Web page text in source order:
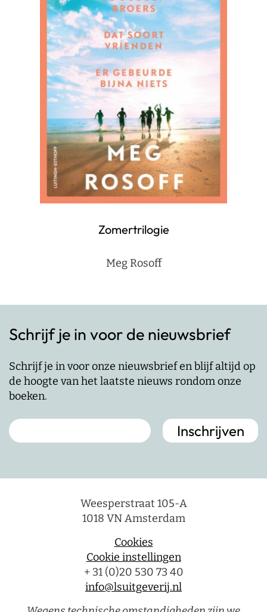
Zomertrilogie
Meg Rosoff
Schrijf je in voor de nieuwsbrief
Schrijf je in voor onze nieuwsbrief en blijf altijd op
de hoogte van het laatste nieuws rondom onze
boeken.
Weesperstraat 105-A
1018 VN Amsterdam
Cookies
Cookie instellingen
+ 31 (0)20 530 73 40
info@lsuitgeverij.nl